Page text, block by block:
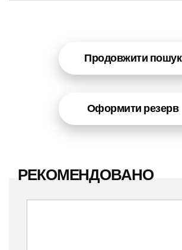
Продовжити пошук
Оформити резерв
РЕКОМЕНДОВАНО